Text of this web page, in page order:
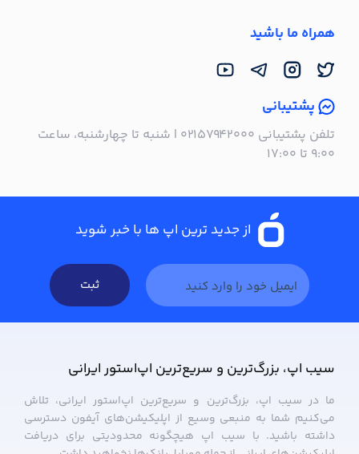
همراه ما باشید
پشتیبانی
تلفن پشتیبانی ۰۲۱۵۷۹۴۲۰۰۰ | شنبه تا چهارشنبه، ساعت
۹:۰۰ تا ۱۷:۰۰
از جدید ترین اپ ها با خبر شوید
ثبت
سیب ‌اپ، بزرگ‌ترین و سریع‌ترین اپ‌استور ایرانی
ما در سیب ‌اپ، بزرگ‌ترین و سریع‌ترین اپ‌استور ایرانی، تلاش
می‌کنیم شما به منبعی وسیع از اپلیکیشن‌های آیفون دسترسی
داشته باشید. با سیب ‌اپ هیچگونه محدودیتی برای دریافت